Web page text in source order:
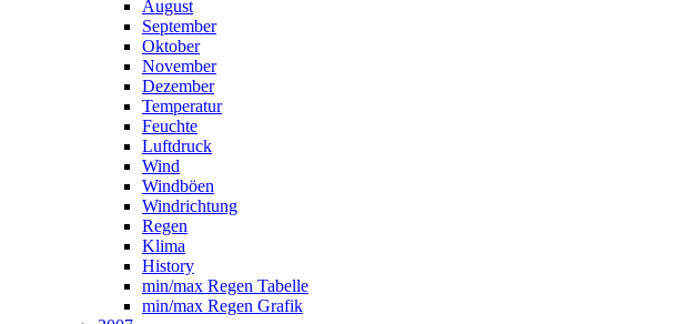
August
September
Oktober
November
Dezember
Temperatur
Feuchte
Luftdruck
Wind
Windböen
Windrichtung
Regen
Klima
History
min/max Regen Tabelle
min/max Regen Grafik